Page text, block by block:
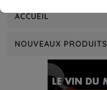
ACCUEIL
NOUVEAUX PRODUITS